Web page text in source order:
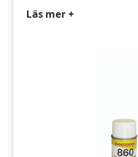
Obehandlad eller ofylld
uppträdande är
temperatur, till slut
och det börjar läcka
Läs mer +